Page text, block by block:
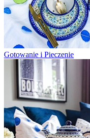
Gotowanie i Pieczenie